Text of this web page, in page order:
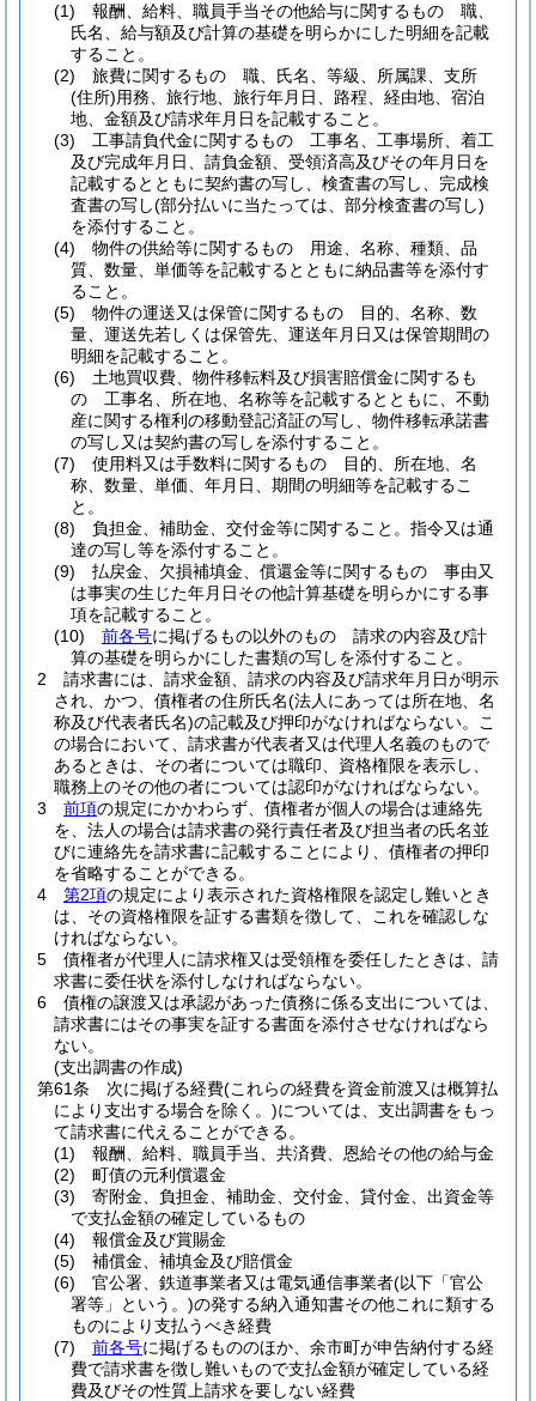
(1)
報酬、給料、職員手当その他給与に関するもの 職、
氏名、給与額及び計算の基礎を明らかにした明細を記載
すること。
(2)
旅費に関するもの 職、氏名、等級、所属課、支所
(住所)用務、旅行地、旅行年月日、路程、経由地、宿泊
地、金額及び請求年月日を記載すること。
(3)
工事請負代金に関するもの 工事名、工事場所、着工
及び完成年月日、請負金額、受領済高及びその年月日を
記載するとともに契約書の写し、検査書の写し、完成検
査書の写し(部分払いに当たっては、部分検査書の写し)
を添付すること。
(4)
物件の供給等に関するもの 用途、名称、種類、品
質、数量、単価等を記載するとともに納品書等を添付す
ること。
(5)
物件の運送又は保管に関するもの 目的、名称、数
量、運送先若しくは保管先、運送年月日又は保管期間の
明細を記載すること。
(6)
土地買収費、物件移転料及び損害賠償金に関するも
の 工事名、所在地、名称等を記載するとともに、不動
産に関する権利の移動登記済証の写し、物件移転承諾書
の写し又は契約書の写しを添付すること。
(7)
使用料又は手数料に関するもの 目的、所在地、名
称、数量、単価、年月日、期間の明細等を記載するこ
と。
(8)
負担金、補助金、交付金等に関すること。 指令又は通
達の写し等を添付すること。
(9)
払戻金、欠損補填金、償還金等に関するもの 事由又
は事実の生じた年月日その他計算基礎を明らかにする事
項を記載すること。
(10)
前各号に掲げるもの以外のもの 請求の内容及び計
算の基礎を明らかにした書類の写しを添付すること。
2
請求書には、請求金額、請求の内容及び請求年月日が明示
され、かつ、債権者の住所氏名(法人にあっては所在地、名
称及び代表者氏名)の記載及び押印がなければならない。
こ
の場合において、請求書が代表者又は代理人名義のもので
あるときは、その者については職印、資格権限を表示し、
職務上のその他の者については認印がなければならない。
3
前項の規定にかかわらず、債権者が個人の場合は連絡先
を、法人の場合は請求書の発行責任者及び担当者の氏名並
びに連絡先を請求書に記載することにより、債権者の押印
を省略することができる。
4
第2項の規定により表示された資格権限を認定し難いとき
は、その資格権限を証する書類を徴して、これを確認しな
ければならない。
5
債権者が代理人に請求権又は受領権を委任したときは、請
求書に委任状を添付しなければならない。
6
債権の譲渡又は承認があった債務に係る支出については、
請求書にはその事実を証する書面を添付させなければなら
ない。
(支出調書の作成)
第61条
次に掲げる経費(これらの経費を資金前渡又は概算払
により支出する場合を除く。)については、支出調書をもっ
て請求書に代えることができる。
(1)
報酬、給料、職員手当、共済費、恩給その他の給与金
(2)
町債の元利償還金
(3)
寄附金、負担金、補助金、交付金、貸付金、出資金等
で支払金額の確定しているもの
(4)
報償金及び賞賜金
(5)
補償金、補填金及び賠償金
(6)
官公署、鉄道事業者又は電気通信事業者(以下「官公
署等」という。)の発する納入通知書その他これに類する
ものにより支払うべき経費
(7)
前各号に掲げるもののほか、余市町が申告納付する経
費で請求書を徴し難いもので支払金額が確定している経
費及びその性質上請求を要しない経費